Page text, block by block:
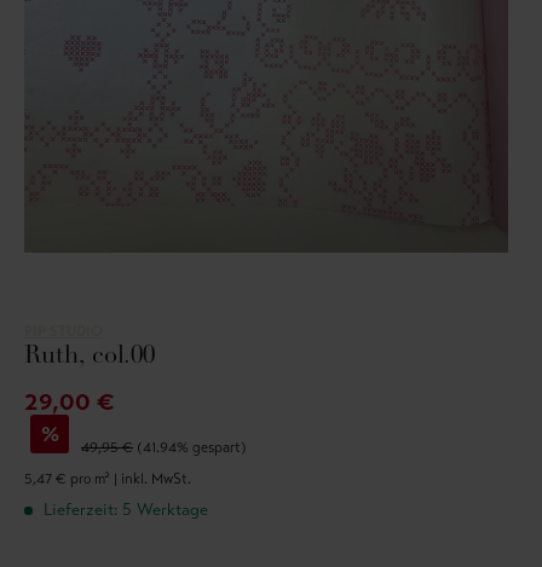
Ruth, col.00
29,00 €
% 49,95 € (41.94% gespart)
5,47 € pro m² | inkl. MwSt.
Lieferzeit: 5 Werktage